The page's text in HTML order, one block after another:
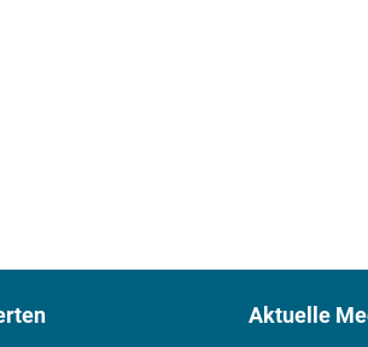
Aktuelle